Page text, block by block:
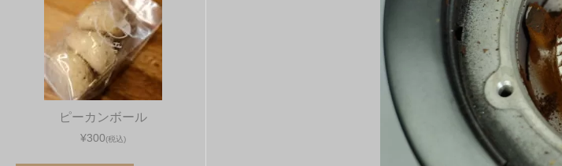
ピーカンボール
¥300(税込)